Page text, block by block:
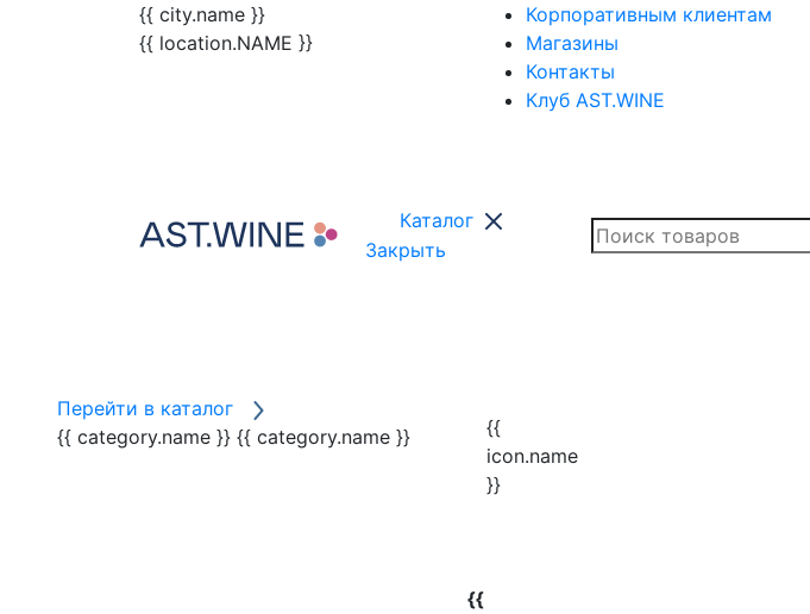
{{ city.name }}
{{ location.NAME }}
Корпоративным клиентам
Магазины
Контакты
Клуб AST.WINE
Каталог
Закрыть
Перейти в каталог
{{ category.name }} {{ category.name }}
{{
icon.name
}}
{{